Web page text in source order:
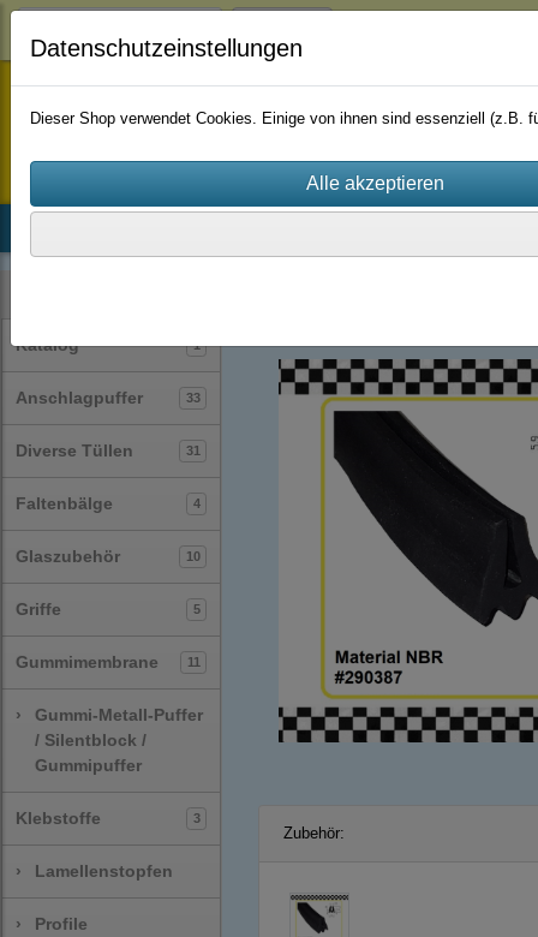
staufenbiel-berlin
Katalog 1
Anschlagpuffer 33
Diverse Tüllen 31
Faltenbälge 4
Glaszubehör 10
Griffe 5
Gummimembrane 11
›
Gummi-Metall-Puffer
/ Silentblock /
Gummipuffer
Klebstoffe 3
› Lamellenstopfen
› Profile
Zubehör:
Datenschutzeinstellungen
Dieser Shop verwendet Cookies. Einige von ihnen sind essenziell (z.B.